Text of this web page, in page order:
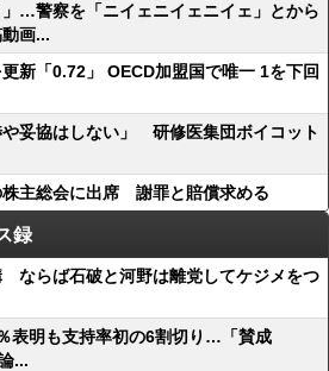
」…警察を「ニイェニイェニイェ」とから
画...
新「0.72」 OECD加盟国で唯一 1を下回
や妥協はしない」 研修医集団ボイコット
主総会に出席 謝罪と賠償求める
録
ならば石破と河野は離党してケジメをつ
表明も支持率初の6割切り…「賛成
...